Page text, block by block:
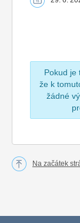
Pokud je
že k
žádné
Na začátek